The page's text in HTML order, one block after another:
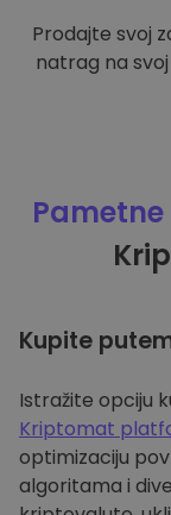
Prodajte svoj
natrag na
Kupite
Istražite opciju
Kriptomat
optimizaciju
algoritama i